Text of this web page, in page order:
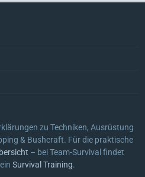
zu Techniken, Ausrüstung
& Bushcraft. Für die praktische
– bei Team-Survival findet
Survival Training.